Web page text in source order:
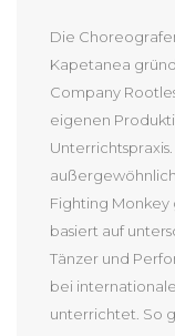
Die
Kapetanea
Company
eigenen
Fighting Monkey
basiert auf
Tänzer und
bei
unterrichtet. So